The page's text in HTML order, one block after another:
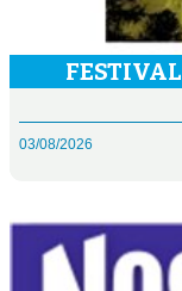
03/08/2026